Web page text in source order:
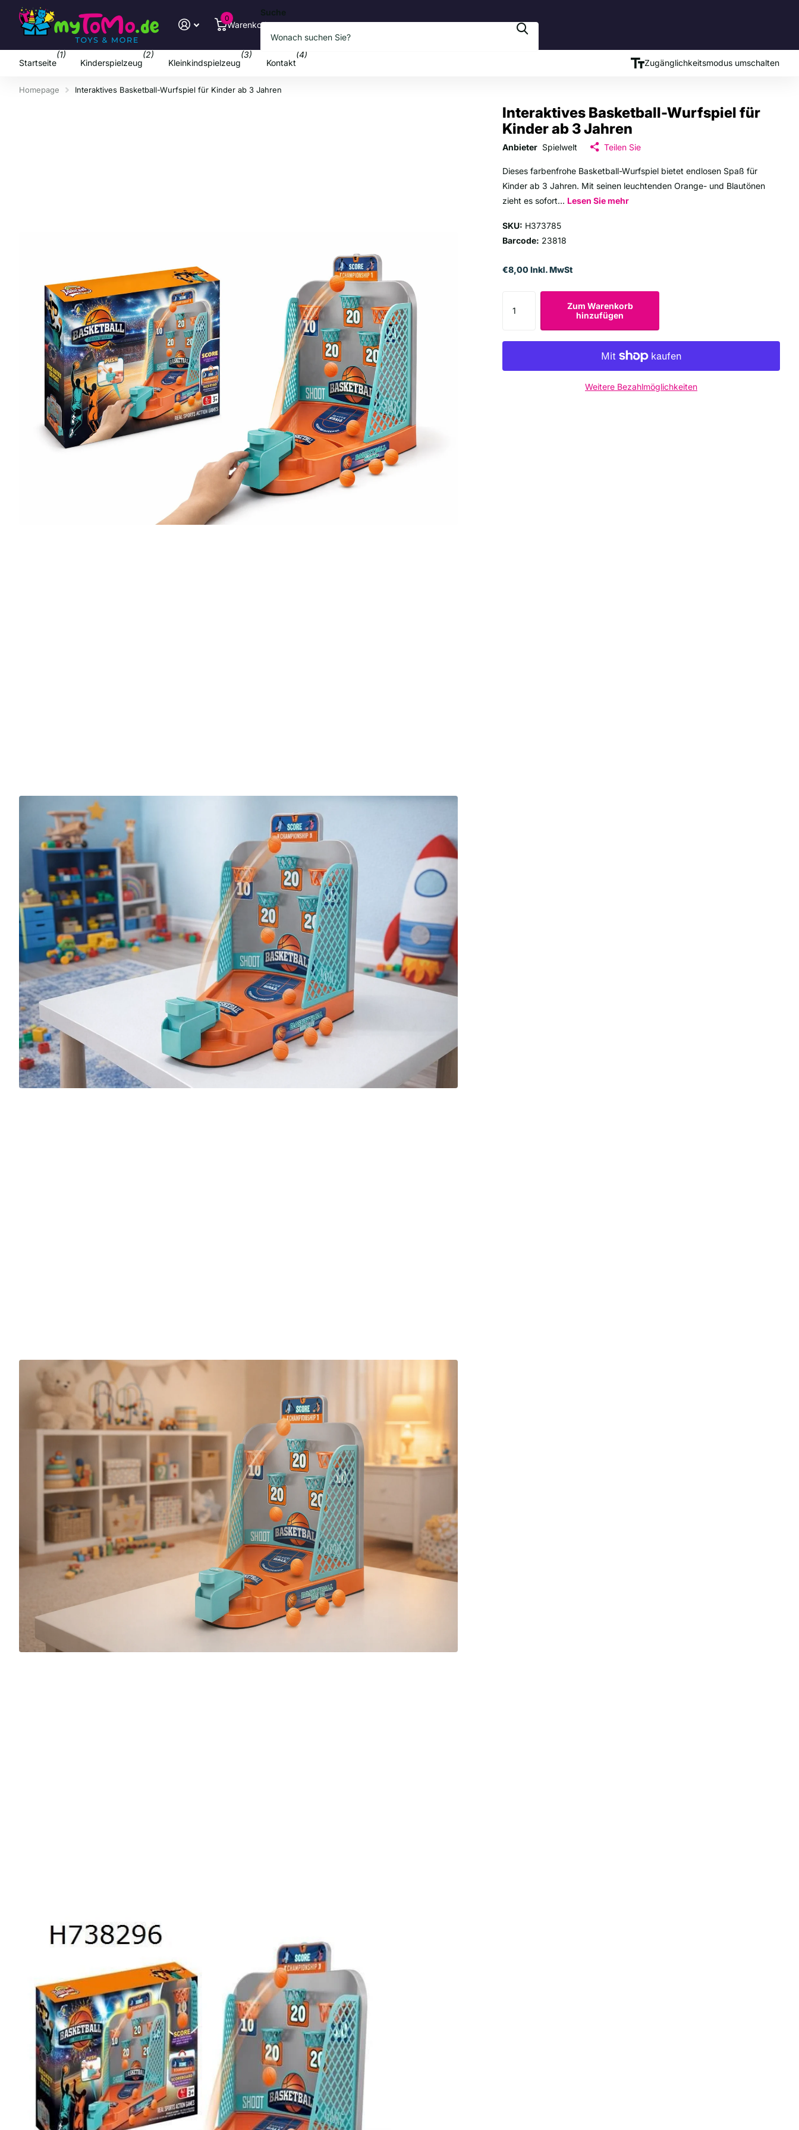
Suche
Warenkorb
0
Startseite
(1)
Kinderspielzeug
(2)
Kleinkindspielzeug
(3)
Kontakt
(4)
Zugänglichkeitsmodus umschalten
Homepage Interaktives Basketball-Wurfspiel für Kinder ab 3 Jahren
Interaktives Basketball-Wurfspiel für
Kinder ab 3 Jahren
Anbieter Spielwelt Teilen Sie
Dieses farbenfrohe Basketball-Wurfspiel bietet endlosen Spaß für
Kinder ab 3 Jahren. Mit seinen leuchtenden Orange- und Blautönen
zieht es sofort... Lesen Sie mehr
SKU: H373785
Barcode: 23818
€8,00 Inkl. MwSt
Zum Warenkorb
hinzufügen
Weitere Bezahlmöglichkeiten